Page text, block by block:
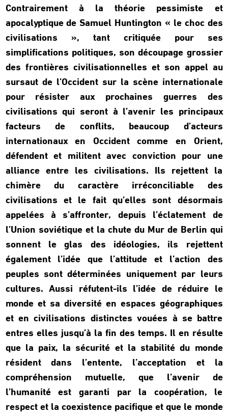
Contrairement à la théorie pessimiste et
apocalyptique de Samuel Huntington « le choc des
civilisations », tant critiquée pour ses
simplifications politiques, son découpage grossier
des frontières civilisationnelles et son appel au
sursaut de l’Occident sur la scène internationale
pour résister aux prochaines guerres des
civilisations qui seront à l’avenir les principaux
facteurs de conflits, beaucoup d’acteurs
internationaux en Occident comme en Orient,
défendent et militent avec conviction pour une
alliance entre les civilisations. Ils rejettent la
chimère du caractère irréconciliable des
civilisations et le fait qu’elles sont désormais
appelées à s’affronter, depuis l’éclatement de
l’Union soviétique et la chute du Mur de Berlin qui
sonnent le glas des idéologies, ils rejettent
également l’idée que l’attitude et l’action des
peuples sont déterminées uniquement par leurs
cultures. Aussi réfutent-ils l’idée de réduire le
monde et sa diversité en espaces géographiques
et en civilisations distinctes vouées à se battre
entres elles jusqu’à la fin des temps. Il en résulte
que la paix, la sécurité et la stabilité du monde
résident dans l’entente, l’acceptation et la
compréhension mutuelle, que l’avenir de
l’humanité est garanti par la coopération, le
respect et la coexistence pacifique et que le monde